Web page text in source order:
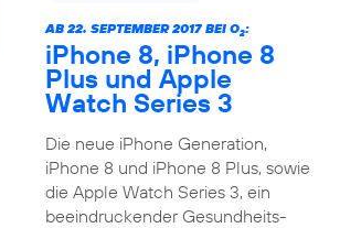
AB 22. SEPTEMBER 2017 BEI O2:
iPhone 8, iPhone 8
Plus und Apple
Watch Series 3
Die neue iPhone Generation,
iPhone 8 und iPhone 8 Plus, sowie
die Apple Watch Series 3, ein
beeindruckender Gesundheits-